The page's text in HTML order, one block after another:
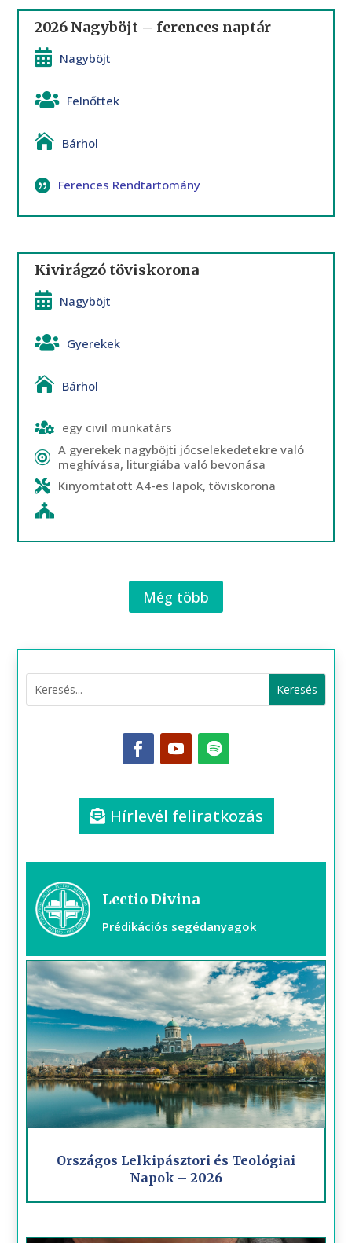
2026 Nagyböjt – ferences naptár
Nagyböjt
Felnőttek
Bárhol
Ferences Rendtartomány
Kivirágzó töviskorona
Nagyböjt
Gyerekek
Bárhol
egy civil munkatárs
A gyerekek nagyböjti jócselekedetekre való
meghívása, liturgiába való bevonása
Kinyomtatott A4-es lapok, töviskorona
Még több
Hírlevél feliratkozás
Lectio Divina
Prédikációs segédanyagok
Országos Lelkipásztori és Teológiai
Napok – 2026